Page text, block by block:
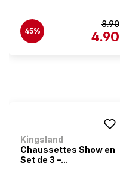
45%
8.90
4.90
Kingsland
Chaussettes Show en
Set de 3 –...